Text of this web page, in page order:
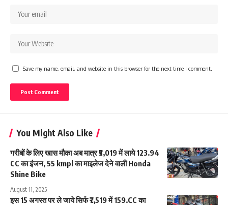
Save my name, email, and website in this browser for the next time I comment.
You Might Also Like
गरीबों के लिए खास मौका अब मात्र ₹5,019 में लाये 123.94
CC का इंजन, 55 kmpl का माइलेज देने वाली Honda
Shine Bike
August 11, 2025
इस 15 अगस्त पर ले जाये सिर्फ ₹7,519 में 159.CC का